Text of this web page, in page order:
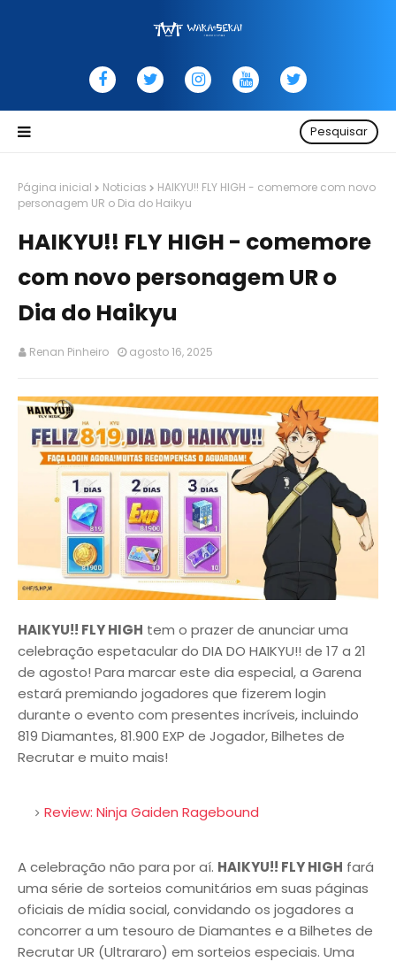
Pesquisar
Página inicial Noticias
HAIKYU!! FLY HIGH - comemore com novo
personagem UR o Dia do Haikyu
HAIKYU!! FLY HIGH - comemore
com novo personagem UR o
Dia do Haikyu
Renan Pinheiro agosto 16, 2025
HAIKYU!! FLY HIGH tem o prazer de anunciar uma
celebração espetacular do DIA DO HAIKYU!! de 17 a 21
de agosto! Para marcar este dia especial, a Garena
estará premiando jogadores que fizerem login
durante o evento com presentes incríveis, incluindo
819 Diamantes, 81.900 EXP de Jogador, Bilhetes de
Recrutar e muito mais!
Review: Ninja Gaiden Ragebound
A celebração não para por aí. HAIKYU!! FLY HIGH fará
uma série de sorteios comunitários em suas páginas
oficiais de mídia social, convidando os jogadores a
concorrer a um tesouro de Diamantes e a Bilhetes de
Recrutar UR (Ultrararo) em sorteios especiais. Uma